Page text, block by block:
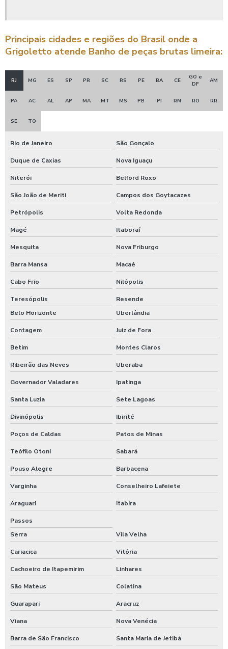
Principais cidades e regiões do Brasil onde a
Grigoletto atende Banho de peças brutas limeira:
RJ MG ES SP PR SC RS PE BA CE
GO e
DF
AM
PA AC AL AP MA MT MS PB PI RN RO RR
SE TO
Rio de Janeiro São Gonçalo
Duque de Caxias Nova Iguaçu
Niterói Belford Roxo
São João de Meriti Campos dos Goytacazes
Petrópolis Volta Redonda
Magé Itaboraí
Mesquita Nova Friburgo
Barra Mansa Macaé
Cabo Frio Nilópolis
Teresópolis
Resende
Belo Horizonte
Uberlândia
Contagem Juiz de Fora
Betim Montes Claros
Ribeirão das Neves Uberaba
Governador Valadares Ipatinga
Santa Luzia Sete Lagoas
Divinópolis Ibirité
Poços de Caldas Patos de Minas
Teófilo Otoni Sabará
Pouso Alegre Barbacena
Varginha Conselheiro Lafeiete
Araguari Itabira
Passos
Serra
Vila Velha
Cariacica Vitória
Cachoeiro de Itapemirim Linhares
São Mateus Colatina
Guarapari Aracruz
Viana Nova Venécia
Barra de São Francisco Santa Maria de Jetibá